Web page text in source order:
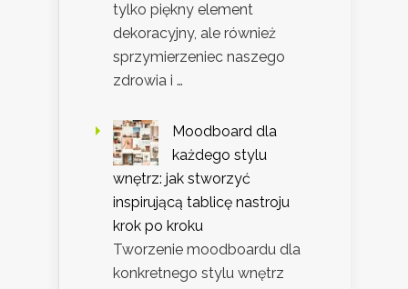
tylko piękny element
dekoracyjny, ale również
sprzymierzeniec naszego
zdrowia i …
Moodboard dla
każdego stylu
wnętrz: jak stworzyć
inspirującą tablicę nastroju
krok po kroku
Tworzenie moodboardu dla
konkretnego stylu wnętrz